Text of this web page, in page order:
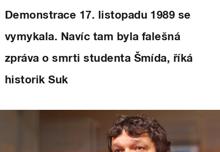
Demonstrace 17. listopadu 1989 se
vymykala. Navíc tam byla falešná
zpráva o smrti studenta Šmída, říká
historik Suk